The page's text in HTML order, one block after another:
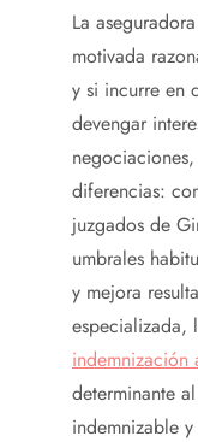
La
motivada
y si incurre en
devengar
diferencias:
juzgados de
umbrales
y mejora
especializada,
indemnización
determinante
indemnizable